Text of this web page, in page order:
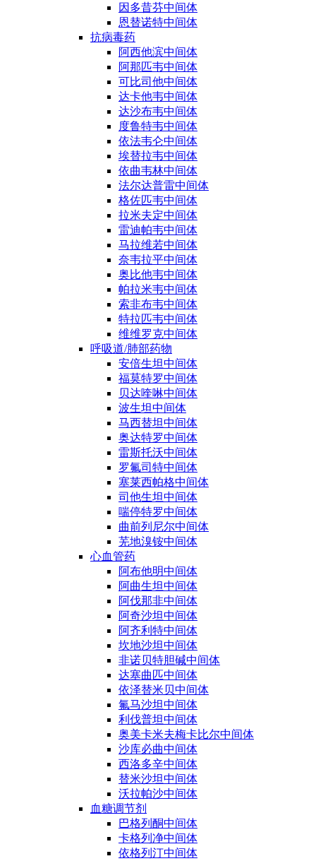
因多昔芬中间体
恩替诺特中间体
抗病毒药
阿西他滨中间体
阿那匹韦中间体
可比司他中间体
达卡他韦中间体
达沙布韦中间体
度鲁特韦中间体
依法韦仑中间体
埃替拉韦中间体
依曲韦林中间体
法尔达普雷中间体
格佐匹韦中间体
拉米夫定中间体
雷迪帕韦中间体
马拉维若中间体
奈韦拉平中间体
奥比他韦中间体
帕拉米韦中间体
索非布韦中间体
特拉匹韦中间体
维维罗克中间体
呼吸道/肺部药物
安倍生坦中间体
福莫特罗中间体
贝达喹啉中间体
波生坦中间体
马西替坦中间体
奥达特罗中间体
雷斯托沃中间体
罗氟司特中间体
塞莱西帕格中间体
司他生坦中间体
喘停特罗中间体
曲前列尼尔中间体
芜地溴铵中间体
心血管药
阿布他明中间体
阿曲生坦中间体
阿伐那非中间体
阿奇沙坦中间体
阿齐利特中间体
坎地沙坦中间体
非诺贝特胆碱中间体
达塞曲匹中间体
依泽替米贝中间体
氟马沙坦中间体
利伐普坦中间体
奥美卡米夫梅卡比尔中间体
沙库必曲中间体
西洛多辛中间体
替米沙坦中间体
沃拉帕沙中间体
血糖调节剂
巴格列酮中间体
卡格列净中间体
依格列汀中间体